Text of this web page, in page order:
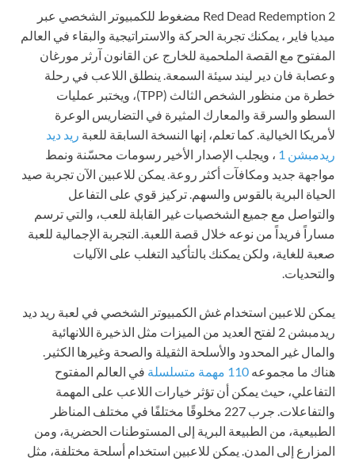
Red Dead Redemption 2 مضغوط للكمبيوتر الشخصي عبر
ميديا فاير ، يمكنك تجربة الحركة والاستراتيجية والبقاء في العالم
المفتوح مع القصة الملحمية للخارج عن القانون آرثر مورغان
وعصابة فان دير ليند سيئة السمعة. ينطلق اللاعب في رحلة
خطرة من منظور الشخص الثالث (TPP)، ويختبر عمليات
السطو والسرقة والمعارك المثيرة في التضاريس الوعرة
لأمريكا الخيالية. كما تعلم، إنها النسخة السابقة للعبة ريد ديد
ريدمبشن 1
، ويجلب الإصدار الأخير رسومات محسّنة ونمط
مواجهة جديد ومكافآت أكثر روعة. يمكن للاعبين الآن تجربة صيد
الحياة البرية بالقوس والسهم. تركيز قوي على التفاعل
والتواصل مع جميع الشخصيات غير القابلة للعب، والتي ترسم
مساراً فريداً من نوعه خلال قصة اللعبة. التجربة الإجمالية للعبة
صعبة للغاية، ولكن يمكنك بالتأكيد التغلب على الآليات
والتحديات.
يمكن للاعبين استخدام غش الكمبيوتر الشخصي في لعبة ريد ديد
ريدمبشن 2 لفتح العديد من الميزات مثل الذخيرة اللانهائية
والمال غير المحدود والأسلحة الثقيلة والصحة وغيرها الكثير.
هناك ما مجموعه 110 مهمة متسلسلة
في العالم المفتوح
التفاعلي، حيث يمكن أن تؤثر خيارات اللاعب على المهمة
والتفاعلات. جرب 227 مخلوقًا مختلفًا في مختلف المناظر
الطبيعية، من الطبيعة البرية إلى المستوطنات الحضرية، ومن
المزارع إلى المدن. يمكن للاعبين استخدام أسلحة مختلفة، مثل